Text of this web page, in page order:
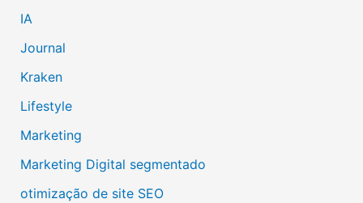
IA
Journal
Kraken
Lifestyle
Marketing
Marketing Digital segmentado
otimização de site SEO